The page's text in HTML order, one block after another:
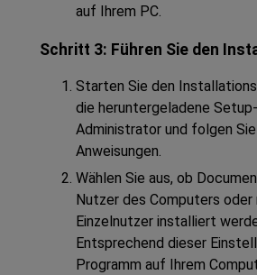
auf Ihrem PC.
Schritt 3: Führen Sie den
Starten Sie den
die heruntergeladene
Administrator und folgen
Anweisungen.
Wählen Sie aus, ob
Nutzer des Computers oder
Einzelnutzer installiert
Entsprechend dieser
Programm auf Ihrem